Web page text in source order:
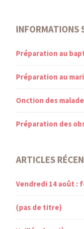
INFORMATIONS
Préparation au
Préparation au
Onction des
Préparation des
ARTICLES
Vendredi 14 août :
(pas de titre)